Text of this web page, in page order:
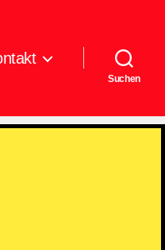
Suchen